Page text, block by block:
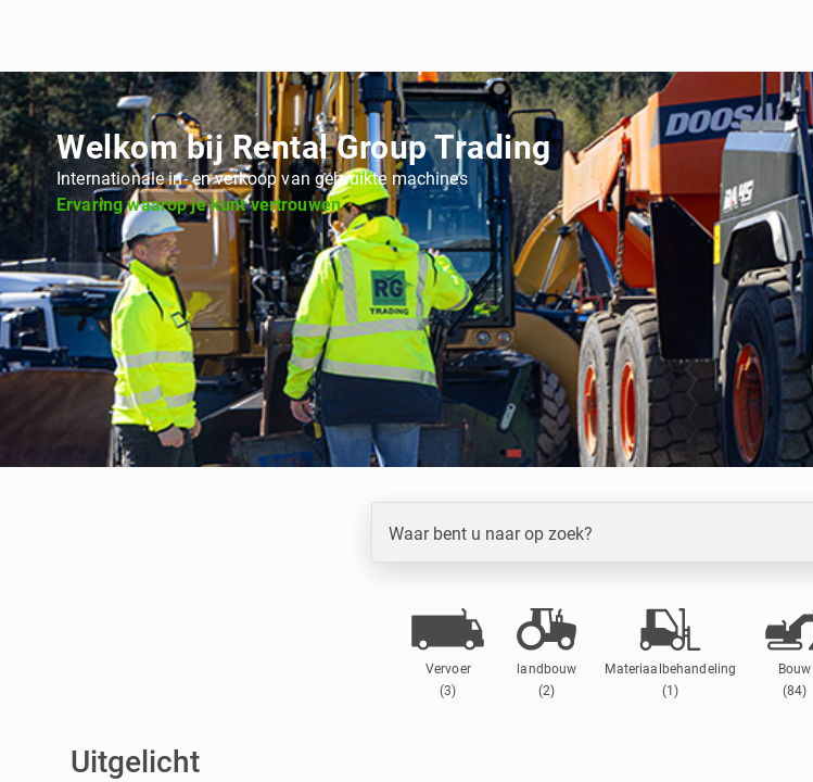
Welkom bij Rental Group Trading
Internationale in- en verkoop van gebruikte machines
Ervaring waarop je kunt vertrouwen
Waar bent u naar op zoek?
Vervoer
(3)
landbouw
(2)
Materiaalbehandeling
(1)
Bouw
(84)
Uitgelicht